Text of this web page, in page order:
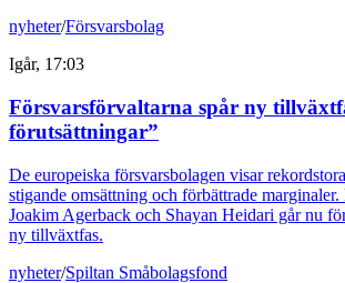
nyheter/Försvarsbolag
Igår, 17:03
Försvarsförvaltarna spår ny
förutsättningar”
De europeiska försvarsbolagen visar
stigande omsättning och förbättrade
Joakim Agerback och Shayan Heidari går nu
ny tillväxtfas.
nyheter/Spiltan Småbolagsfond